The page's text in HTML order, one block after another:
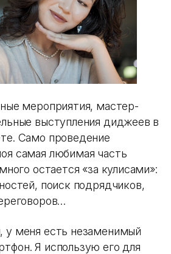
мероприятия, мастер-
выступления диджеев в
Само проведение
самая любимая часть
остается «за кулисами»:
поиск подрядчиков,
меня есть незаменимый
Я использую его для